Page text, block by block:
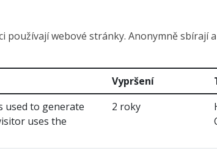
webové stránky. Anonymně sbírají
Vypršení
used to generate
uses the
2 roky